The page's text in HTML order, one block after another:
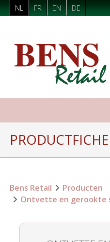
NL FR EN DE
PRODUCTFICHE
Bens Retail
Producten
Ontvette en gerookte